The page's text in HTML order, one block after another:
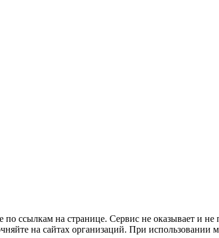
по ссылкам на странице. Сервис не оказывает и
на сайтах организаций. При использовании